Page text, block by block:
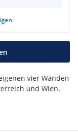
vier Wänden
und Wien.